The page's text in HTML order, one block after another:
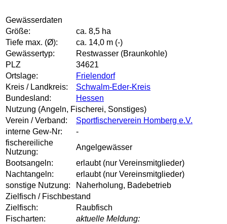
Gewässerdaten
Größe:
ca. 8,5 ha
Tiefe max. (Ø):
ca. 14,0 m (-)
Gewässertyp:
Restwasser (Braunkohle)
PLZ
34621
Ortslage:
Frielendorf
Kreis / Landkreis:
Schwalm-Eder-Kreis
Bundesland:
Hessen
Nutzung (Angeln, Fischerei, Sonstiges)
Verein / Verband:
Sportfischerverein Homberg e.V.
interne Gew-Nr:
-
fischereiliche
Nutzung:
Angelgewässer
Bootsangeln:
erlaubt (nur Vereinsmitglieder)
Nachtangeln:
erlaubt (nur Vereinsmitglieder)
sonstige Nutzung:
Naherholung, Badebetrieb
Zielfisch / Fischbestand
Zielfisch:
Raubfisch
Fischarten:
aktuelle Meldung: